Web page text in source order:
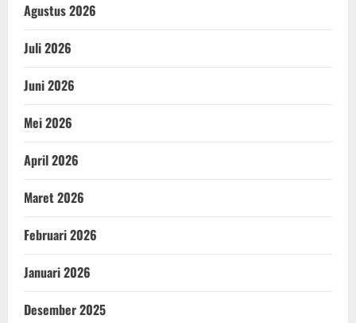
Agustus 2026
Juli 2026
Juni 2026
Mei 2026
April 2026
Maret 2026
Februari 2026
Januari 2026
Desember 2025